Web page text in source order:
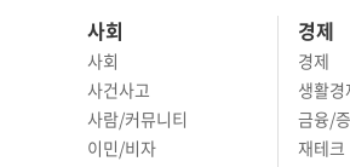
사회
사회
사건사고
사람/커뮤니티
이민/비자
경제
경제
생활경
금융/
재테크